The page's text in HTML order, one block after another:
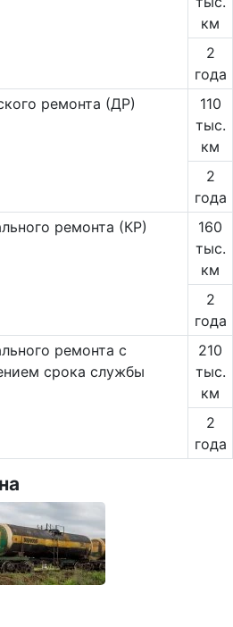
км
2
года
ремонта (ДР)
110
тыс.
км
2
года
ремонта (КР)
160
тыс.
км
2
года
ремонта с
срока службы
210
тыс.
км
2
года